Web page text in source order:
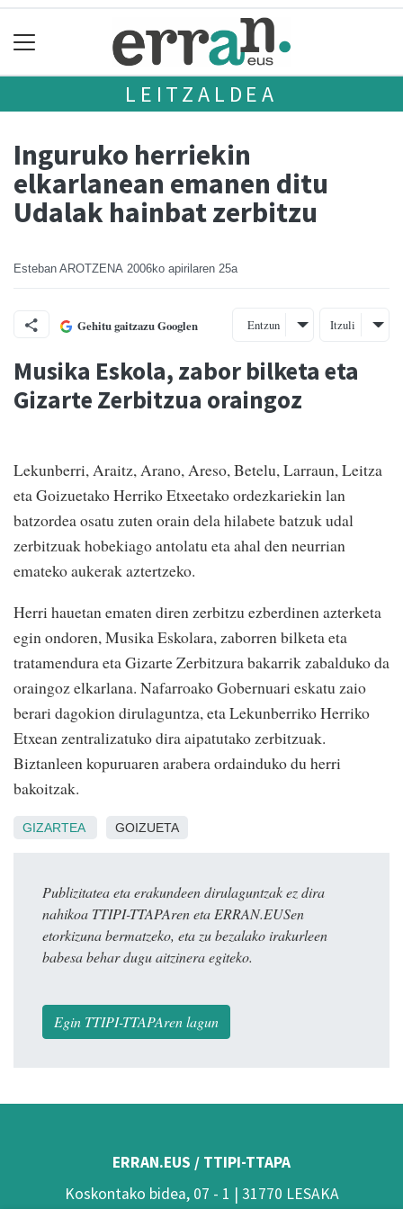
LEITZALDEA
Inguruko herriekin
elkarlanean emanen ditu
Udalak hainbat zerbitzu
Esteban AROTZENA 2006ko apirilaren 25a
Gehitu gaitzazu Googlen Entzun Itzuli
Musika Eskola, zabor bilketa eta
Gizarte Zerbitzua oraingoz
Lekunberri, Araitz, Arano, Areso, Betelu, Larraun, Leitza
eta Goizuetako Herriko Etxeetako ordezkariekin lan
batzordea osatu zuten orain dela hilabete batzuk udal
zerbitzuak hobekiago antolatu eta ahal den neurrian
emateko aukerak aztertzeko.
Herri hauetan ematen diren zerbitzu ezberdinen azterketa
egin ondoren, Musika Eskolara, zaborren bilketa eta
tratamendura eta Gizarte Zerbitzura bakarrik zabalduko da
oraingoz elkarlana. Nafarroako Gobernuari eskatu zaio
berari dagokion dirulaguntza, eta Lekunberriko Herriko
Etxean zentralizatuko dira aipatutako zerbitzuak.
Biztanleen kopuruaren arabera ordainduko du herri
bakoitzak.
GIZARTEA GOIZUETA
Publizitatea eta erakundeen dirulaguntzak ez dira
nahikoa TTIPI-TTAPAren eta ERRAN.EUSen
etorkizuna bermatzeko, eta zu bezalako irakurleen
babesa behar dugu aitzinera egiteko.
Egin TTIPI-TTAPAren lagun
ERRAN.EUS / TTIPI-TTAPA
Koskontako bidea, 07 - 1 | 31770 LESAKA